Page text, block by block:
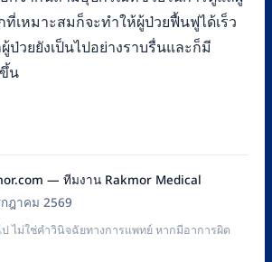
เหมาะสมก็จะทำให้ผู้ป่วยฟื้นฟูได้เร็ว
วยยังเป็นไปอย่างราบรื่นและก็มี
น
— ทีมงาน Rakmor Medical
ฎาคม 2569
ไม่ใช่คำวินิจฉัยทางการแพทย์ หากมีอาการผิด